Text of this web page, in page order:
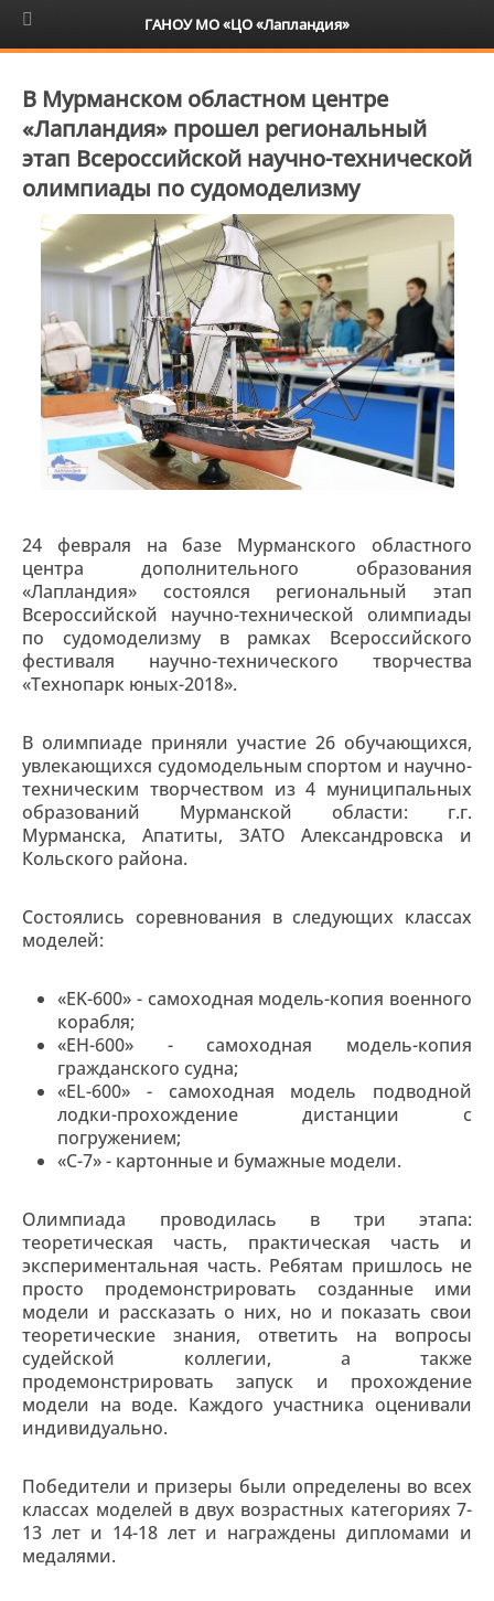
6+
В Мурманском областном центре
«Лапландия» прошел региональный
этап Всероссийской научно-технической
олимпиады по судомоделизму
24 февраля на базе Мурманского областного
центра дополнительного образования
«Лапландия» состоялся региональный этап
Всероссийской научно-технической олимпиады
по судомоделизму в рамках Всероссийского
фестиваля научно-технического творчества
«Технопарк юных-2018».
В олимпиаде приняли участие 26 обучающихся,
увлекающихся судомодельным спортом и научно-
техническим творчеством из 4 муниципальных
образований Мурманской области: г.г.
Мурманска, Апатиты, ЗАТО Александровска и
Кольского района.
Состоялись соревнования в следующих классах
моделей:
«EK-600» - самоходная модель-копия военного
корабля;
«EH-600» - самоходная модель-копия
гражданского судна;
«EL-600» - самоходная модель подводной
лодки-прохождение дистанции с
погружением;
«С-7» - картонные и бумажные модели.
Олимпиада проводилась в три этапа:
теоретическая часть, практическая часть и
экспериментальная часть. Ребятам пришлось не
просто продемонстрировать созданные ими
модели и рассказать о них, но и показать свои
теоретические знания, ответить на вопросы
судейской коллегии, а также
продемонстрировать запуск и прохождение
модели на воде. Каждого участника оценивали
индивидуально.
Победители и призеры были определены во всех
классах моделей в двух возрастных категориях 7-
13 лет и 14-18 лет и награждены дипломами и
медалями.
ГАНОУ МО «ЦО «Лапландия»